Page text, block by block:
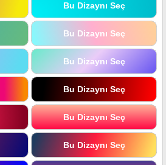
Bu Dizaynı Seç
Bu Dizaynı Seç
Bu Dizaynı Seç
Bu Dizaynı Seç
Bu Dizaynı Seç
Bu Dizaynı Seç